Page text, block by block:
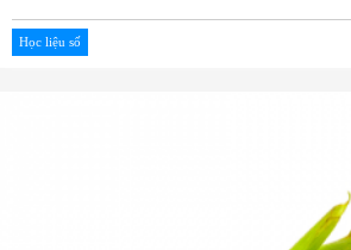
Học liệu số